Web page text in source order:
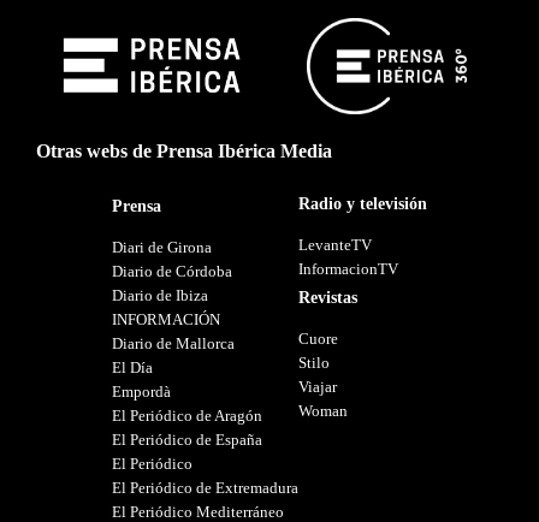
Otras webs de Prensa Ibérica Media
Prensa
Diari de Girona
Diario de Córdoba
Diario de Ibiza
INFORMACIÓN
Diario de Mallorca
El Día
Empordà
El Periódico de Aragón
El Periódico de España
El Periódico
El Periódico de Extremadura
El Periódico Mediterráneo
Radio y televisión
LevanteTV
InformacionTV
Revistas
Cuore
Stilo
Viajar
Woman